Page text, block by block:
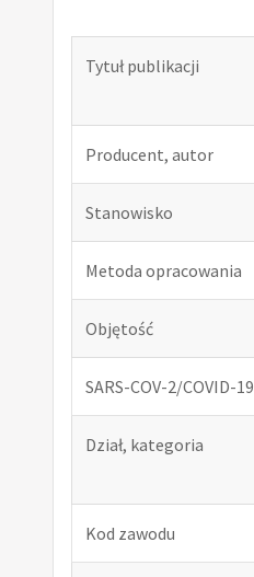
Tytuł publikacji
Producent, autor
Stanowisko
Metoda opracowania
Objętość
SARS-COV-2/COVID-19
Dział, kategoria
Kod zawodu